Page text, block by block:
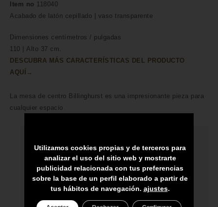
Item no 118040
Acabado de latón cepillado | vaso transparente
Dimensiones centímetros / pulgadas
110 | Alto 37 cm.
DESCUBRA MÁS CARACTERÍSTICAS DEL PRODUCTO
AQUÍ→
La mesa de centro Billinghurst es una impresionante pieza para
cualquier espacio
HECHO A MANO POR HÁBILES
ARTESANOS
ENVÍO A TODA CANARIAS
ASESORAMIENTO PERSONAL
PRECIO DEL PRODUCTO NO INCLUYE
Utilizamos cookies propias y de terceros para
analizar el uso del sitio web y mostrarte
publicidad relacionada con tus preferencias
sobre la base de un perfil elaborado a partir de
tus hábitos de navegación. ajustes.